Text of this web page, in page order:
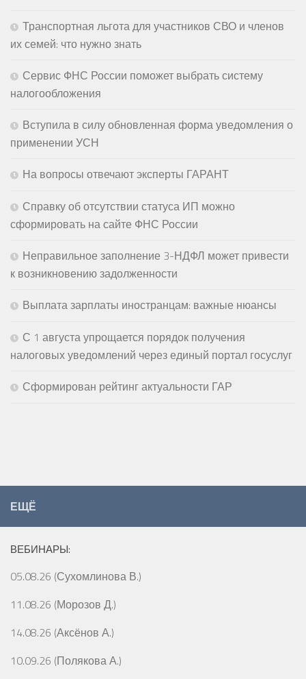
Транспортная льгота для участников СВО и членов
их семей: что нужно знать
Сервис ФНС России поможет выбрать систему
налогообложения
Вступила в силу обновленная форма уведомления о
применении УСН
На вопросы отвечают эксперты ГАРАНТ
Справку об отсутствии статуса ИП можно
сформировать на сайте ФНС России
Неправильное заполнение 3-НДФЛ может привести
к возникновению задолженности
Выплата зарплаты иностранцам: важные нюансы
С 1 августа упрощается порядок получения
налоговых уведомлений через единый портал госуслуг
Сформирован рейтинг актуальности ГАР
ЕЩЁ
ВЕБИНАРЫ:
05.08.26 (Сухомлинова В.)
11.08.26 (Морозов Д.)
14.08.26 (Аксёнов А.)
10.09.26 (Полякова А.)